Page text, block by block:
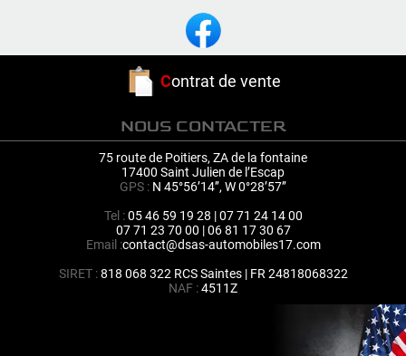
Contrat de vente
NOUS CONTACTER
75 route de Poitiers, ZA de la fontaine
17400 Saint Julien de l’Escap
GPS : N 45°56’14’’, W 0°28’57’’
Tel :05 46 59 19 28 | 07 71 24 14 00
07 71 23 70 00 | 06 81 17 30 67
Email :contact@dsas-automobiles17.com
SIRET :818 068 322 RCS Saintes | FR 24818068322
NAF :4511Z